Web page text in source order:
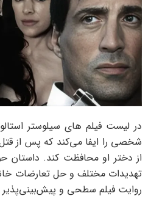
در لیست فیلم های سیلوستر
شخصی را ایفا می‌کند که پس از
از دختر او محافظت کند. داستان
تهدیدات مختلف و حل تعارضات
روایت فیلم سطحی و